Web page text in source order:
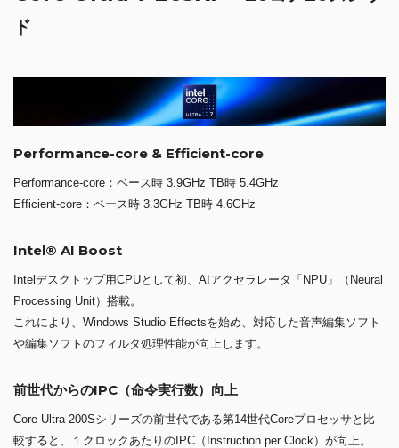
ド
Performance-core & Efficient-core
Performance-core：ベース時 3.9GHz TB時 5.4GHz
Efficient-core：ベース時 3.3GHz TB時 4.6GHz
Intel® AI Boost
Intelデスクトップ用CPUとして初、AIアクセラレータ「NPU」（Neural
Processing Unit）搭載。
これにより、Windows Studio Effectsを始め、対応した音声編集ソフト
や編集ソフトのフィルタ処理性能が向上します。
前世代からのIPC（命令実行数）向上
Core Ultra 200Sシリーズの前世代である第14世代Coreプロセッサと比
較すると、１クロックあたりのIPC（Instruction per Clock）が向上。